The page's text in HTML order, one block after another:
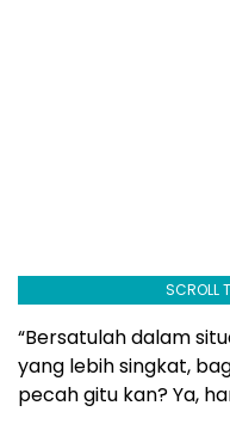
SCROLL
“Bersatulah dalam
yang lebih singkat,
pecah gitu kan? Ya,